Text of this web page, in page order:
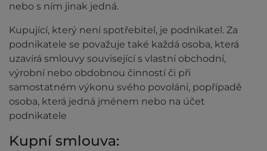
nebo s ním jinak jedná.
Kupující, který není spotřebitel, je podnikatel. Za
podnikatele se považuje také každá osoba, která
uzavírá smlouvy související s vlastní obchodní,
výrobní nebo obdobnou činností či při
samostatném výkonu svého povolání, popřípadě
osoba, která jedná jménem nebo na účet
podnikatele
Kupní smlouva: